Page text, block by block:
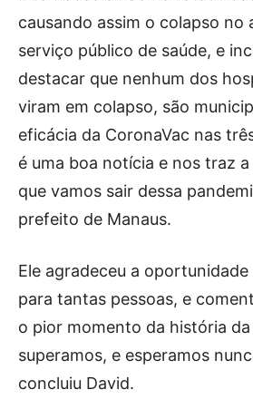
causando assim o colapso no
serviço público de saúde, e
destacar que nenhum dos
viram em colapso, são
eficácia da CoronaVac nas
é uma boa notícia e nos traz
que vamos sair dessa
prefeito de Manaus.
Ele agradeceu a
para tantas pessoas, e
o pior momento da história
superamos, e esperamos
concluiu David.